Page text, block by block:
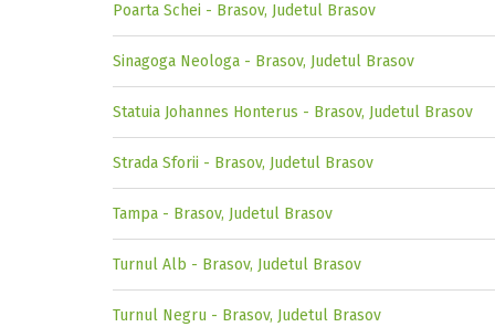
Poarta Schei - Brasov, Judetul Brasov
Sinagoga Neologa - Brasov, Judetul Brasov
Statuia Johannes Honterus - Brasov, Judetul Brasov
Strada Sforii - Brasov, Judetul Brasov
Tampa - Brasov, Judetul Brasov
Turnul Alb - Brasov, Judetul Brasov
Turnul Negru - Brasov, Judetul Brasov